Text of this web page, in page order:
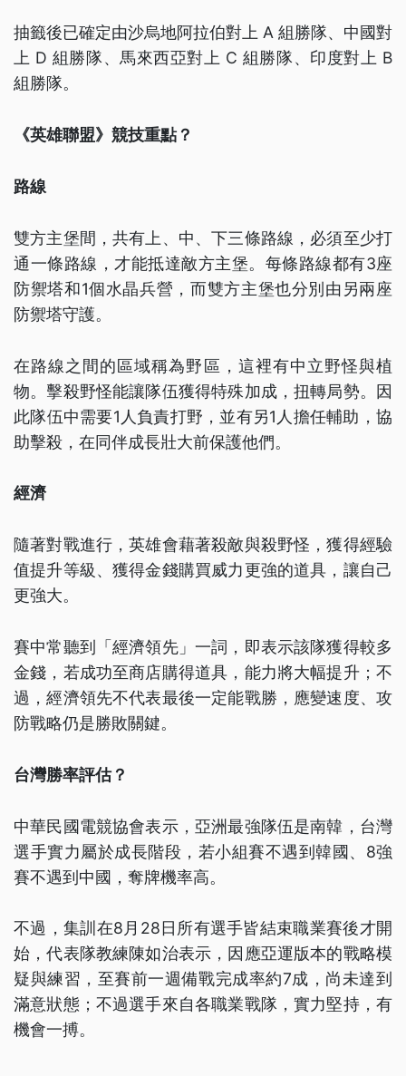
抽籤後已確定由沙烏地阿拉伯對上 A 組勝隊、中國對
上 D 組勝隊、馬來西亞對上 C 組勝隊、印度對上 B
組勝隊。
《英雄聯盟》競技重點？
路線
雙方主堡間，共有上、中、下三條路線，必須至少打
通一條路線，才能抵達敵方主堡。每條路線都有3座
防禦塔和1個水晶兵營，而雙方主堡也分別由另兩座
防禦塔守護。
在路線之間的區域稱為野區，這裡有中立野怪與植
物。擊殺野怪能讓隊伍獲得特殊加成，扭轉局勢。因
此隊伍中需要1人負責打野，並有另1人擔任輔助，協
助擊殺，在同伴成長壯大前保護他們。
經濟
隨著對戰進行，英雄會藉著殺敵與殺野怪，獲得經驗
值提升等級、獲得金錢購買威力更強的道具，讓自己
更強大。
賽中常聽到「經濟領先」一詞，即表示該隊獲得較多
金錢，若成功至商店購得道具，能力將大幅提升；不
過，經濟領先不代表最後一定能戰勝，應變速度、攻
防戰略仍是勝敗關鍵。
台灣勝率評估？
中華民國電競協會表示，亞洲最強隊伍是南韓，台灣
選手實力屬於成長階段，若小組賽不遇到韓國、8強
賽不遇到中國，奪牌機率高。
不過，集訓在8月28日所有選手皆結束職業賽後才開
始，代表隊教練陳如治表示，因應亞運版本的戰略模
疑與練習，至賽前一週備戰完成率約7成，尚未達到
滿意狀態；不過選手來自各職業戰隊，實力堅持，有
機會一搏。